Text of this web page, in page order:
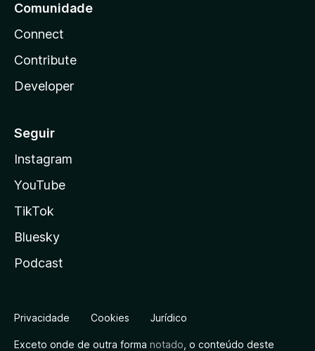
Comunidade
Connect
Contribute
Developer
Seguir
Instagram
YouTube
TikTok
Bluesky
Podcast
Privacidade Cookies Jurídico
Exceto onde de outra forma notado , o conteúdo deste